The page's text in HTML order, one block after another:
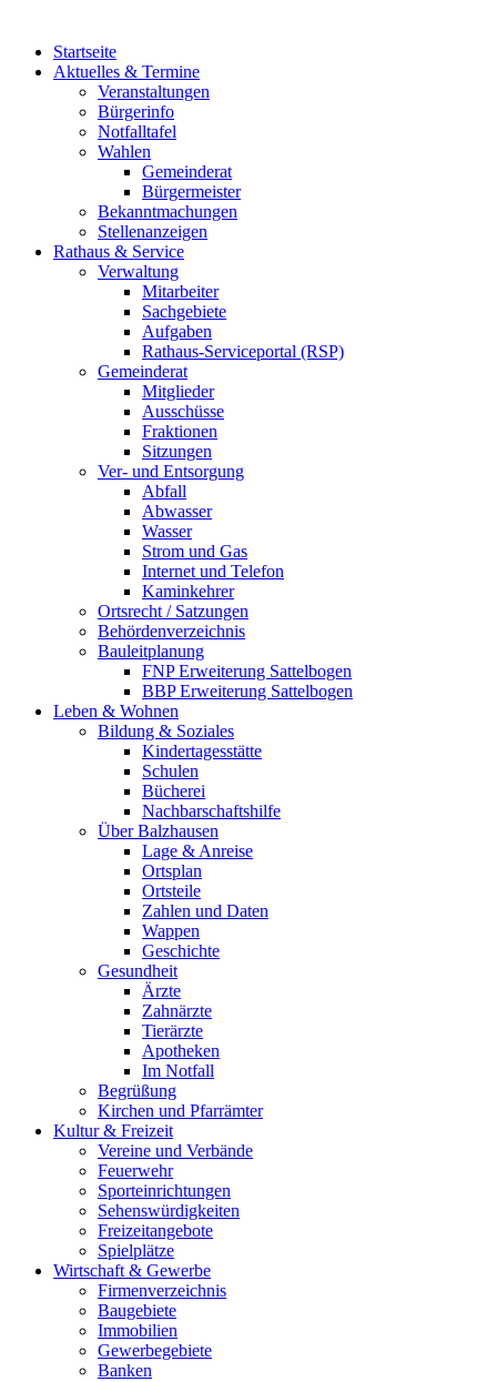
Startseite
Aktuelles & Termine
Veranstaltungen
Bürgerinfo
Notfalltafel
Wahlen
Gemeinderat
Bürgermeister
Bekanntmachungen
Stellenanzeigen
Rathaus & Service
Verwaltung
Mitarbeiter
Sachgebiete
Aufgaben
Rathaus-Serviceportal (RSP)
Gemeinderat
Mitglieder
Ausschüsse
Fraktionen
Sitzungen
Ver- und Entsorgung
Abfall
Abwasser
Wasser
Strom und Gas
Internet und Telefon
Kaminkehrer
Ortsrecht / Satzungen
Behördenverzeichnis
Bauleitplanung
FNP Erweiterung Sattelbogen
BBP Erweiterung Sattelbogen
Leben & Wohnen
Bildung & Soziales
Kindertagesstätte
Schulen
Bücherei
Nachbarschaftshilfe
Über Balzhausen
Lage & Anreise
Ortsplan
Ortsteile
Zahlen und Daten
Wappen
Geschichte
Gesundheit
Ärzte
Zahnärzte
Tierärzte
Apotheken
Im Notfall
Begrüßung
Kirchen und Pfarrämter
Kultur & Freizeit
Vereine und Verbände
Feuerwehr
Sporteinrichtungen
Sehenswürdigkeiten
Freizeitangebote
Spielplätze
Wirtschaft & Gewerbe
Firmenverzeichnis
Baugebiete
Immobilien
Gewerbegebiete
Banken